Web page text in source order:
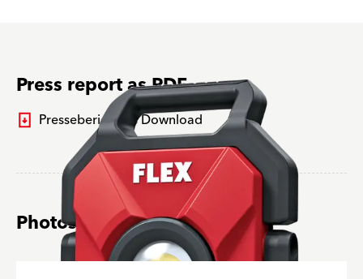
Press report as PDF
Pressebericht als Download
Photos for this press report